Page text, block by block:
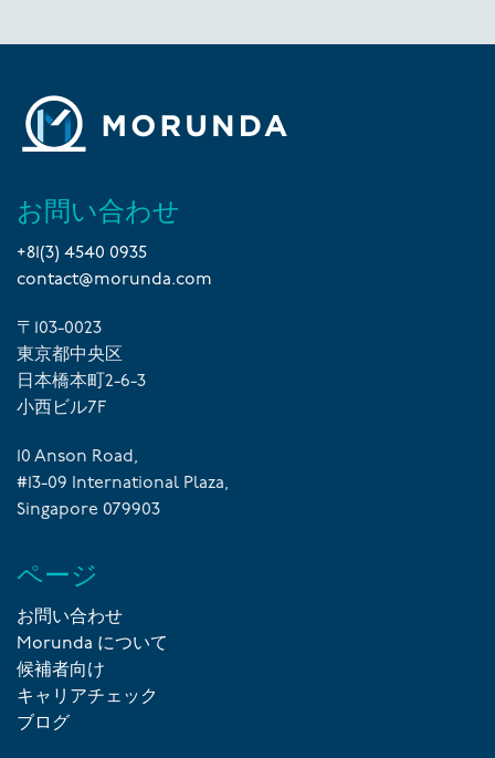
お問い合わせ
+81(3) 4540 0935
contact@morunda.com
〒103-0023
東京都中央区
日本橋本町2-6-3
小西ビル7F
10 Anson Road,
#13-09 International Plaza,
Singapore 079903
ページ
お問い合わせ
Morunda について
候補者向け
キャリアチェック
ブログ